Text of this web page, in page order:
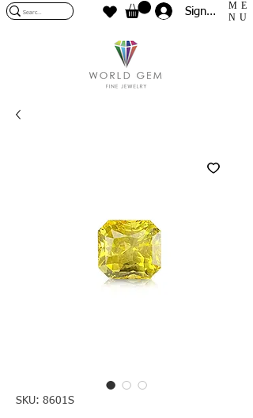
Sign In
ME
NU
SKU: 8601S